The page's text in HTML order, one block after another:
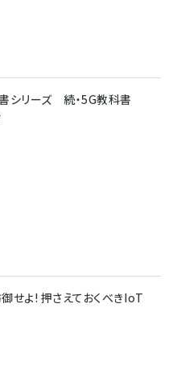
書シリーズ 続・5G教科書
せよ! 押さえておくべきIoT